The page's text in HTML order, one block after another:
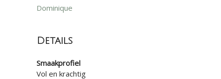
Dominique
Details
Smaakprofiel
Vol en krachtig